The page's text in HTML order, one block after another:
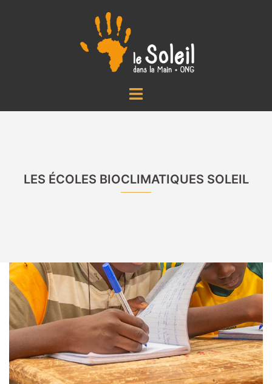
Ouvrir/fermer
LES ÉCOLES BIOCLIMATIQUES SOLEIL